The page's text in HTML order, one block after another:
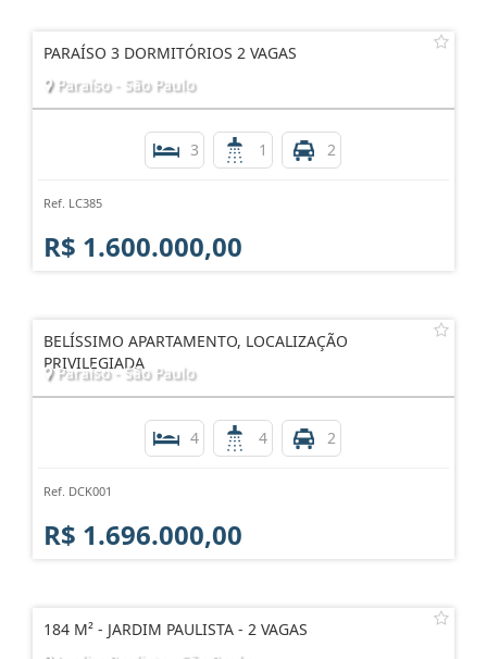
PARAÍSO 3 DORMITÓRIOS 2 VAGAS
Paraíso - São Paulo
3 1 2
Ref. LC385
R$ 1.600.000,00
BELÍSSIMO APARTAMENTO, LOCALIZAÇÃO
PRIVILEGIADA
Paraíso - São Paulo
4 4 2
Ref. DCK001
R$ 1.696.000,00
184 M² - JARDIM PAULISTA - 2 VAGAS